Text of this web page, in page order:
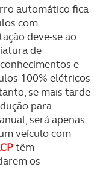
automático fica
com
deve-se ao
de
e
100% elétricos
se mais tarde
para
será apenas
veículo com
têm
os